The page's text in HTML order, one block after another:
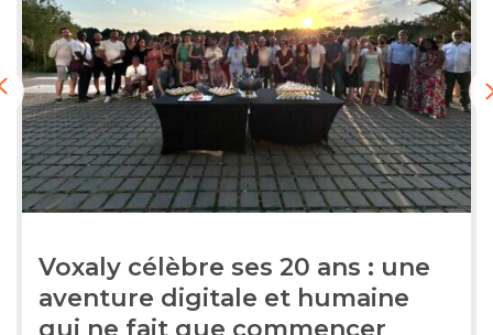
Voxaly célèbre ses 20 ans : une
aventure digitale et humaine
Previous